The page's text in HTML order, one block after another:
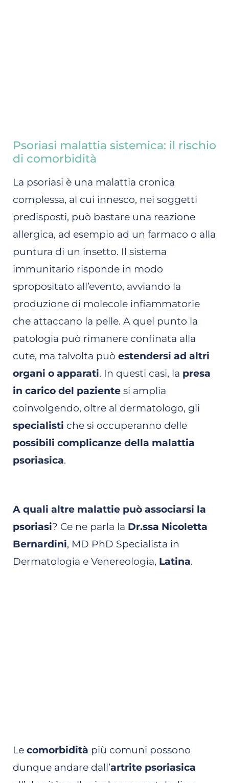
Psoriasi malattia sistemica: il rischio
di comorbidità
La psoriasi è una malattia cronica
complessa, al cui innesco, nei soggetti
predisposti, può bastare una reazione
allergica, ad esempio ad un farmaco o alla
puntura di un insetto. Il sistema
immunitario risponde in modo
spropositato all’evento, avviando la
produzione di molecole infiammatorie
che attaccano la pelle. A quel punto la
patologia può rimanere confinata alla
cute, ma talvolta può estendersi ad altri
organi o apparati. In questi casi, la presa
in carico del paziente si amplia
coinvolgendo, oltre al dermatologo, gli
specialisti che si occuperanno delle
possibili complicanze della malattia
psoriasica.
A quali altre malattie può associarsi la
psoriasi? Ce ne parla la Dr.ssa Nicoletta
Bernardini, MD PhD Specialista in
Dermatologia e Venereologia, Latina.
Le comorbidità più comuni possono
dunque andare dall’artrite psoriasica